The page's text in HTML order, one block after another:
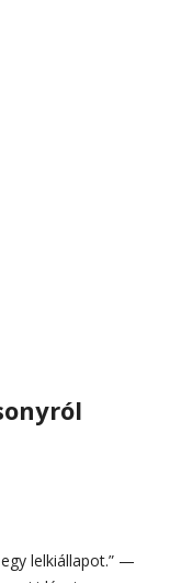
lelkiállapot.” —